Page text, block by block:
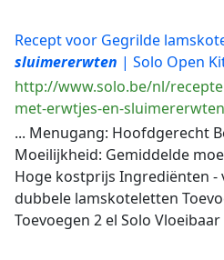
Recept voor Gegrilde
sluimererwten | Solo Open
http://www.solo.be/nl/
met-erwtjes-en-
... Menugang: Hoofdgerecht
Moeilijkheid: Gemiddelde
Hoge kostprijs Ingrediënten -
dubbele lamskoteletten
Toevoegen 2 el Solo Vloeibaar